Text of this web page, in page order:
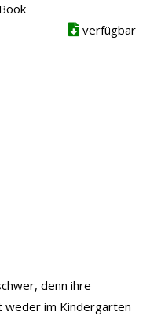
verfügbar
denn ihre
weder im Kindergarten